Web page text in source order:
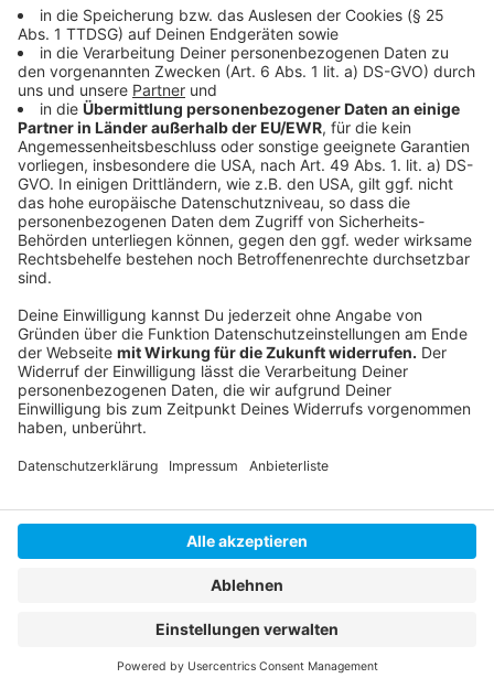
Weitere Infos und Links zum Thema:
Anzeige
So haben wir gestern (22. Mai 2024) berichtet
Hier stellt die Stadt das Programm vor
Noch mehr Infos zum Programm
Unsere Themenseite zur EM in Düsseldorf
Anzeige